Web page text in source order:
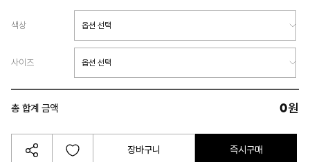
색상
사이즈
총 합계 금액 0원
장바구니 즉시구매